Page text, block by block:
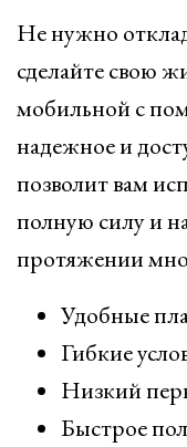
Не нужно
сделайте свою
мобильной с
надежное и
позволит вам
полную силу и
протяжении
Удобные
Гибкие
Низкий
Быстрое